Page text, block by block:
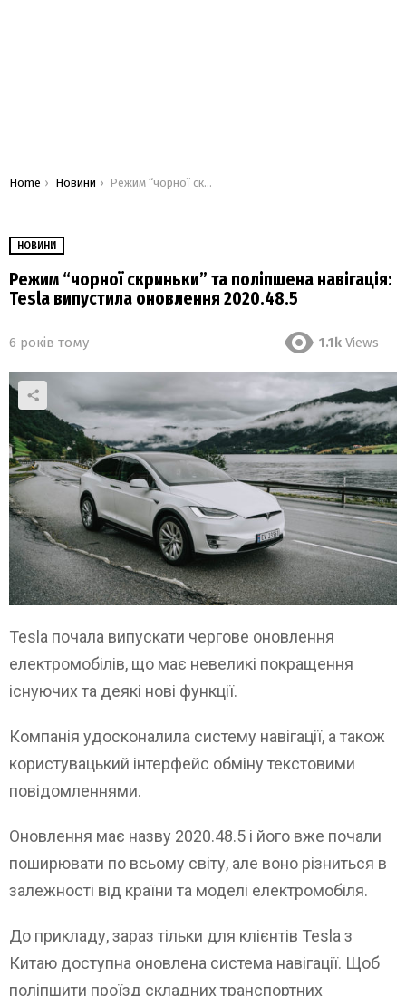
You are here:
Home Новини Режим “чорної скриньки” та поліпшена навігація: Tesla випустила оновлення 2020.48.5
НОВИНИ
Режим “чорної скриньки” та поліпшена навігація:
Tesla випустила оновлення 2020.48.5
6 років тому 1.1k Views
Tesla почала випускати чергове оновлення
електромобілів, що має невеликі покращення
існуючих та деякі нові функції.
Компанія удосконалила систему навігації, а також
користувацький інтерфейс обміну текстовими
повідомленнями.
Оновлення має назву 2020.48.5 і його вже почали
поширювати по всьому світу, але воно різниться в
залежності від країни та моделі електромобіля.
До прикладу, зараз тільки для клієнтів Tesla з
Китаю доступна оновлена система навігації. Щоб
поліпшити проїзд складних транспортних